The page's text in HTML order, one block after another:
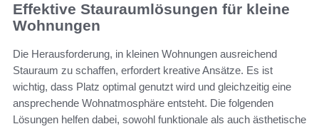
Effektive Stauraumlösungen für kleine
Wohnungen
Die Herausforderung, in kleinen Wohnungen ausreichend
Stauraum zu schaffen, erfordert kreative Ansätze. Es ist
wichtig, dass Platz optimal genutzt wird und gleichzeitig eine
ansprechende Wohnatmosphäre entsteht. Die folgenden
Lösungen helfen dabei, sowohl funktionale als auch ästhetische